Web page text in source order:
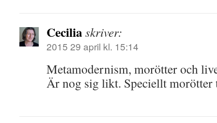
Ceciliaskriver:
2015 29 april kl. 15:14
Metamodernism, morötter och
Är nog sig likt. Speciellt morötter